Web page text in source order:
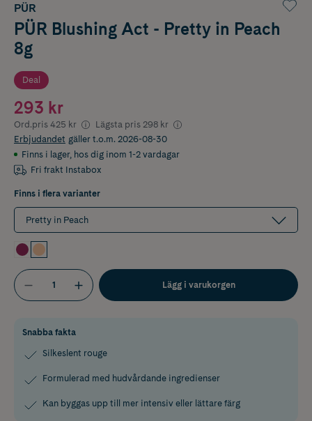
PÜR
PÜR Blushing Act - Pretty in Peach
8g
Deal
293 kr
Ord.pris 425 kr Lägsta pris 298 kr
Erbjudandet gäller t.o.m. 2026-08-30
Finns i lager, hos dig inom 1-2 vardagar
Fri frakt Instabox
Finns i flera varianter
Pretty in Peach
Lägg i varukorgen
Snabba fakta
Silkeslent rouge
Formulerad med hudvårdande ingredienser
Kan byggas upp till mer intensiv eller lättare färg